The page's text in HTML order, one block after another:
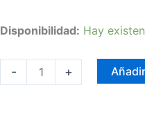
Disponibilidad: Hay
- +